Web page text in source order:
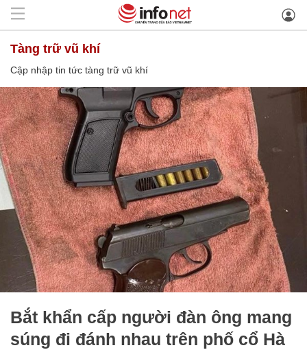
tàng trữ vũ khí
Cập nhập tin tức tàng trữ vũ khí
Bắt khẩn cấp người đàn ông mang
súng đi đánh nhau trên phố cổ Hà